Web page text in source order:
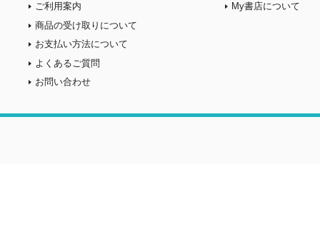
ご利用案内
商品の受け取りについて
お支払い方法について
よくあるご質問
お問い合わせ
My書店について